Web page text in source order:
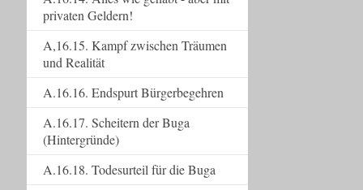
privaten Geldern!
A,16.15. Kampf zwischen Träumen
und Realität
A.16.16. Endspurt Bürgerbegehren
A.16.17. Scheitern der Buga
(Hintergründe)
A.16.18. Todesurteil für die Buga